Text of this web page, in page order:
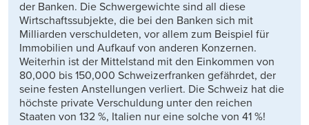
der Banken. Die Schwergewichte sind all diese
Wirtschaftssubjekte, die bei den Banken sich mit
Milliarden verschuldeten, vor allem zum Beispiel für
Immobilien und Aufkauf von anderen Konzernen.
Weiterhin ist der Mittelstand mit den Einkommen von
80,000 bis 150,000 Schweizerfranken gefährdet, der
seine festen Anstellungen verliert. Die Schweiz hat die
höchste private Verschuldung unter den reichen
Staaten von 132 %, Italien nur eine solche von 41 %!